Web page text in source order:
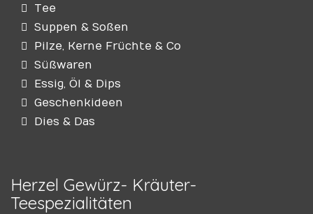
Tee
Suppen & Soßen
Pilze, Kerne Früchte & Co
Süßwaren
Essig, Öl & Dips
Geschenkideen
Dies & Das
Herzel Gewürz- Kräuter-
Teespezialitäten